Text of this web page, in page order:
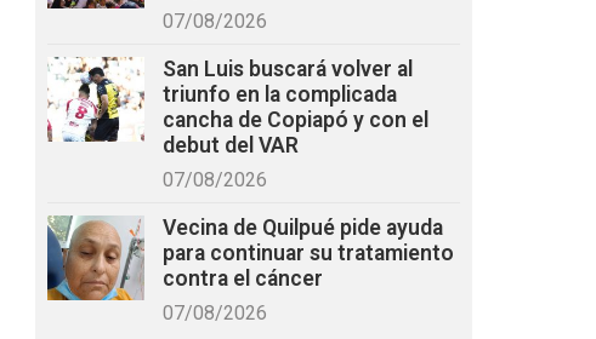
07/08/2026
San Luis buscará volver al
triunfo en la complicada
cancha de Copiapó y con el
debut del VAR
07/08/2026
Vecina de Quilpué pide ayuda
para continuar su tratamiento
contra el cáncer
07/08/2026